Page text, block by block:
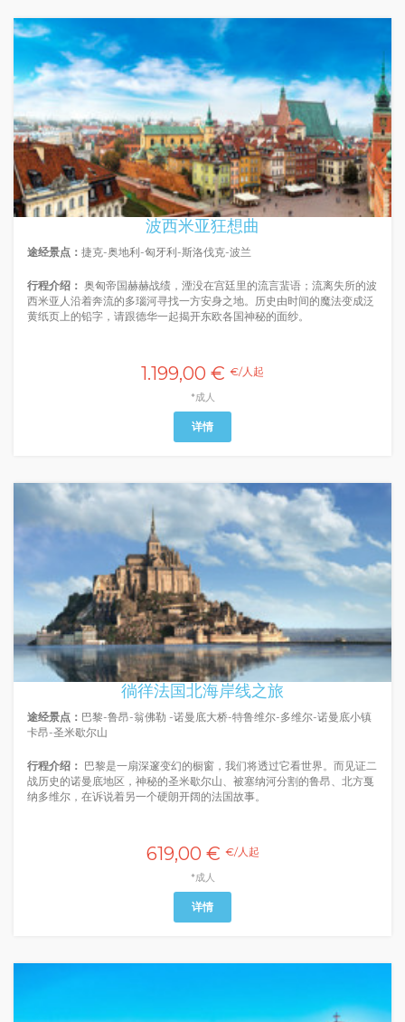
波西米亚狂想曲
途经景点： 捷克-奥地利-匈牙利-斯洛伐克-波兰
行程介绍： 奥匈帝国赫赫战绩，湮没在宫廷里的流言蜚语；流离失所的波
西米亚人沿着奔流的多瑙河寻找一方安身之地。历史由时间的魔法变成泛
黄纸页上的铅字，请跟德华一起揭开东欧各国神秘的面纱。
1.199,00 € €/人起
*成人
详情
徜徉法国北海岸线之旅
途经景点： 巴黎-鲁昂-翁佛勒 -诺曼底大桥-特鲁维尔-多维尔-诺曼底小镇
卡昂-圣米歇尔山
行程介绍： 巴黎是一扇深邃变幻的橱窗，我们将透过它看世界。而见证二
战历史的诺曼底地区，神秘的圣米歇尔山、被塞纳河分割的鲁昂、北方戛
纳多维尔，在诉说着另一个硬朗开阔的法国故事。
619,00 € €/人起
*成人
详情